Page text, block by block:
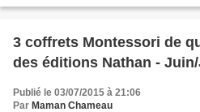
3 coffrets Montessori de
des éditions Nathan -
Publié le 03/07/2015 à 21:06
Par Maman Chameau